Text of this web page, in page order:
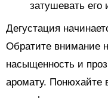
затушевать его
Дегустация
Обратите внимание
насыщенность и
аромату. Понюхайте